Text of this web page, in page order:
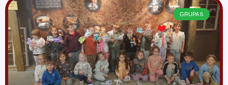
GRUPA 6